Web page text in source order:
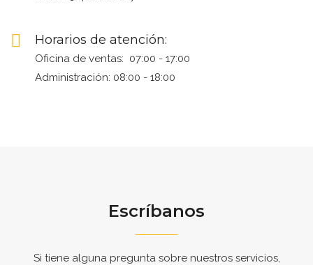
Horarios de atención:
Oficina de ventas: 07:00 - 17:00
Administración: 08:00 - 18:00
Escríbanos
Si tiene alguna pregunta sobre nuestros servicios,